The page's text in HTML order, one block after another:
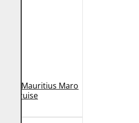
Mauritius Maro
MMCruise